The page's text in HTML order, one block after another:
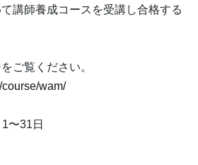
講師養成コースを受講し合格する
ご覧ください。
wam/
〜31日